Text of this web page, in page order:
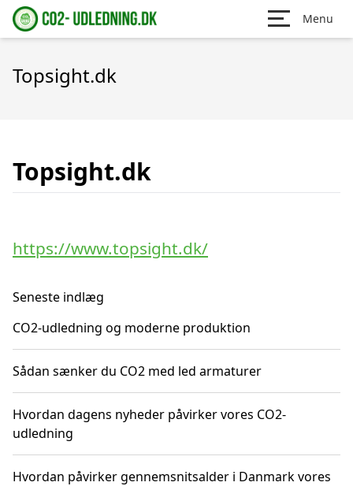
Menu
Topsight.dk
Topsight.dk
https://www.topsight.dk/
Seneste indlæg
CO2-udledning og moderne produktion
Sådan sænker du CO2 med led armaturer
Hvordan dagens nyheder påvirker vores CO2-
udledning
Hvordan påvirker gennemsnitsalder i Danmark vores